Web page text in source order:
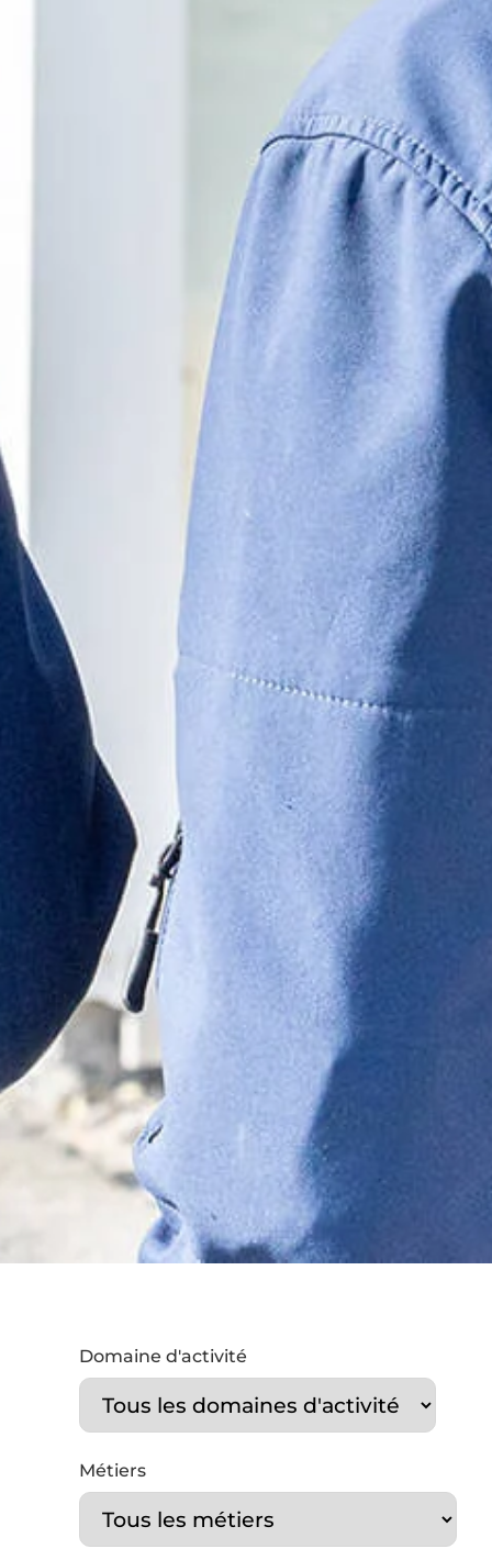
Domaine d'activité
Métiers